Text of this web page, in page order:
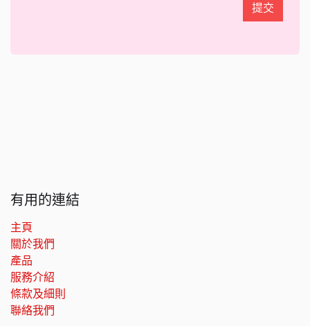
提交
有用的連結
主頁
關於我們
產品
服務介紹
條款及細則
聯絡我們